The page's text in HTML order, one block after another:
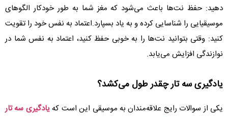
دهید: حفظ نت‌ها باعث می‌شود که مغز شما به طور خودکار الگوهای
موسیقیایی را شناسایی کرده و به یاد بسپارد.اعتماد به نفس خود را تقویت
کنید: وقتی بتوانید نت‌ها را به خوبی حفظ کنید، اعتماد به نفس شما در
نوازندگی افزایش می‌یابد.
یادگیری سه تار چقدر طول می‌کشد؟
یکی از سوالات رایج علاقه‌مندان به موسیقی این است کهیادگیری سه تار